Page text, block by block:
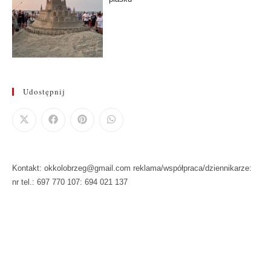
Udostępnij
Kontakt: okkolobrzeg@gmail.com reklama/współpraca/dziennikarze:
nr tel.: 697 770 107: 694 021 137